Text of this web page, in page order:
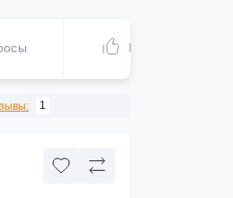
Рекомендуем
1